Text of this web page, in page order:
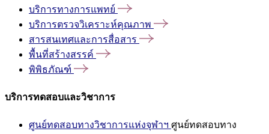
บริการทางการแพทย์
บริการตรวจวิเคราะห์คุณภาพ
สารสนเทศและการสื่อสาร
พื้นที่สร้างสรรค์
พิพิธภัณฑ์
บริการทดสอบและวิชาการ
ศูนย์ทดสอบทางวิชาการแห่งจุฬาฯ ศูนย์ทดสอบทาง